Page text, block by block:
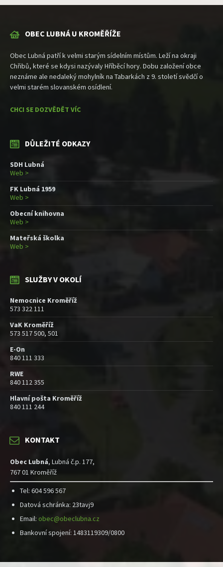
OBEC LUBNÁ U KROMĚŘÍŽE
Obec Lubná patří k velmi starým sídelním místům. Leží na okraji
Chřibů, které se kdysi nazývaly Hříběcí hory. Dobu založení obce
neznáme ale nedaleký mohylník na Tabarkách z 9. století svědčí o
velmi starém slovanském osídlení.
CHCI SE DOZVĚDĚT VÍC
DŮLEŽITÉ ODKAZY
SDH Lubná
Web >
FK Lubná 1959
Web >
Obecní knihovna
Web >
Mateřská školka
Web >
SLUŽBY V OKOLÍ
Nemocnice Kroměříž
573 322 111
VaK Kroměříž
573 517 500, 501
E-On
840 111 333
RWE
840 112 355
Hlavní pošta Kroměříž
840 111 244
KONTAKT
Obec Lubná, Lubná č.p. 177,
767 01 Kroměříž
Tel: 604 596 567
Datová schránka: 23tavj9
Email: obec@obeclubna.cz
Bankovní spojení: 1483119309/0800